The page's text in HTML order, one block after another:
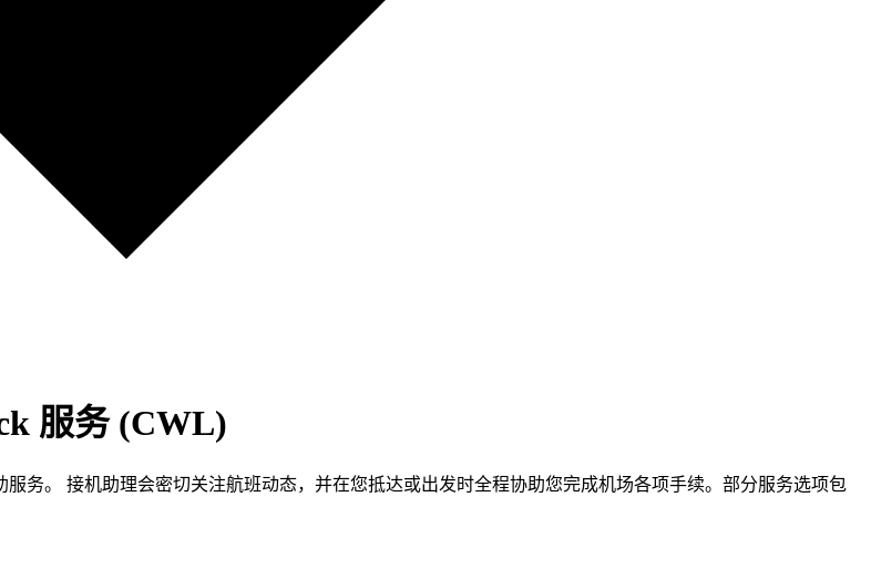
服务 (CWL)
务。 接机助理会密切关注航班动态，并在您抵达或出发时全程协助您完成机场各项手续。部分服务选项包